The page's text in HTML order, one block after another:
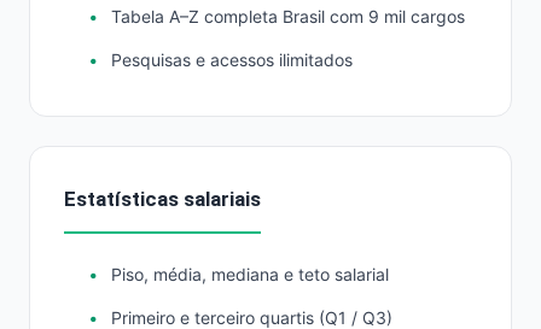
Tabela A–Z completa Brasil com 9 mil cargos
Pesquisas e acessos ilimitados
Estatísticas salariais
Piso, média, mediana e teto salarial
Primeiro e terceiro quartis (Q1 / Q3)